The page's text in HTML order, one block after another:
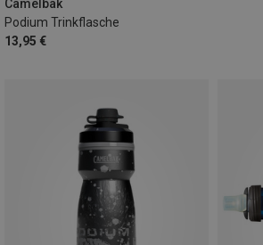
Camelbak
Podium Trinkflasche
13,95 €